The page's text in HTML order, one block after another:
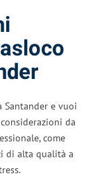
Santander e vuoi
da
come
di alta qualità a